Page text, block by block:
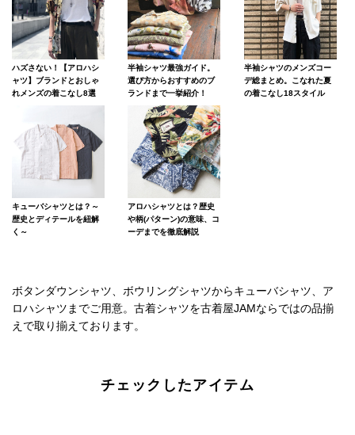
ハズさない！【アロハシ
ャツ】ブランドとおしゃ
れメンズの着こなし8選
半袖シャツ最強ガイド。
選び方からおすすめのブ
ランドまで一挙紹介！
半袖シャツのメンズコー
デ総まとめ。こなれた夏
の着こなし18スタイル
キューバシャツとは？～
歴史とディテールを紐解
く～
アロハシャツとは？歴史
や柄(パターン)の意味、コ
ーデまでを徹底解説
ボタンダウンシャツ、ボウリングシャツからキューバシャツ、ア
ロハシャツまでご用意。古着シャツを古着屋JAMならではの品揃
えで取り揃えております。
チェックしたアイテム